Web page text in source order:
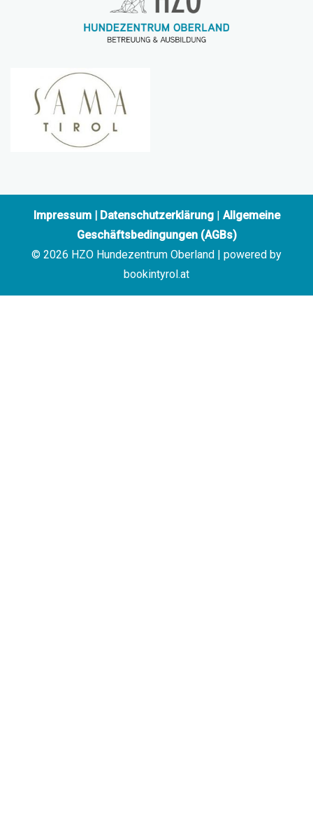
Impressum| Datenschutzerklärung| Allgemeine
Geschäftsbedingungen (AGBs)
© 2026 HZO Hundezentrum Oberland | powered by
bookintyrol.at